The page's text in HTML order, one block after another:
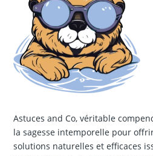
Astuces and Co, véritable
la sagesse intemporelle pour
solutions naturelles et efficaces